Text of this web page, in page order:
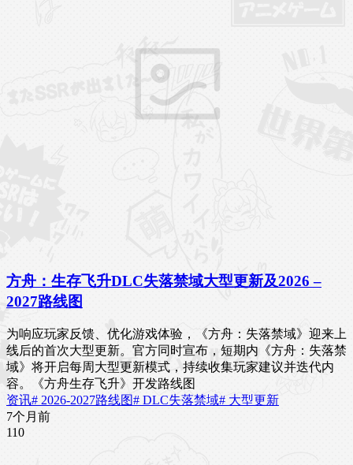
方舟：生存飞升DLC失落禁域大型更新及2026 –
2027路线图
为响应玩家反馈、优化游戏体验，《方舟：失落禁域》迎来上
线后的首次大型更新。官方同时宣布，短期内《方舟：失落禁
域》将开启每周大型更新模式，持续收集玩家建议并迭代内
容。《方舟生存飞升》开发路线图
资讯# 2026-2027路线图# DLC失落禁域# 大型更新
7个月前
110